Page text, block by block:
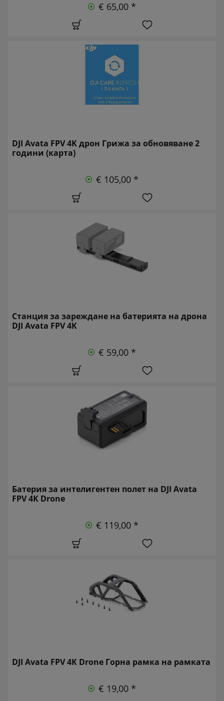
€ 65,00 *
DJI Avata FPV 4K дрон Грижа за обновяване 2
години (карта)
€ 105,00 *
Станция за зареждане на батерията на дрона
DJI Avata FPV 4K
€ 59,00 *
Батерия за интелигентен полет на DJI Avata
FPV 4K Drone
€ 119,00 *
DJI Avata FPV 4K Drone Горна рамка на рамката
€ 19,00 *